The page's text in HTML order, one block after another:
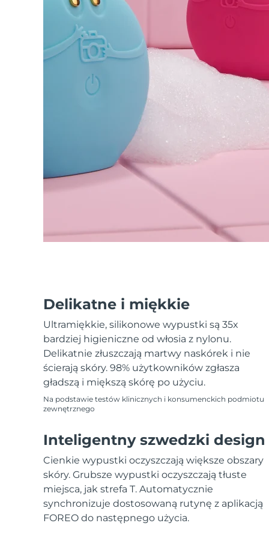
Delikatne i miękkie
Ultramiękkie, silikonowe wypustki są 35x
bardziej higieniczne od włosia z nylonu.
Delikatnie złuszczają martwy naskórek i nie
ścierają skóry. 98% użytkowników zgłasza
gładszą i miększą skórę po użyciu.
Na podstawie testów klinicznych i konsumenckich podmiotu
zewnętrznego
Inteligentny szwedzki design
Cienkie wypustki oczyszczają większe obszary
skóry. Grubsze wypustki oczyszczają tłuste
miejsca, jak strefa T. Automatycznie
synchronizuje dostosowaną rutynę z aplikacją
FOREO do następnego użycia.